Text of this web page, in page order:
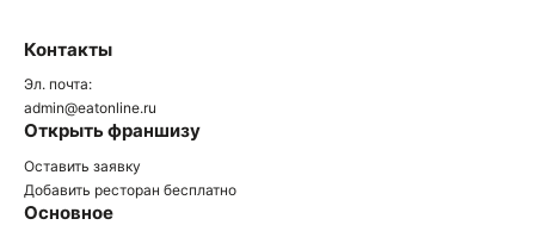
Контакты
Эл. почта:
admin@eatonline.ru
Открыть франшизу
Оставить заявку
Добавить ресторан бесплатно
Основное